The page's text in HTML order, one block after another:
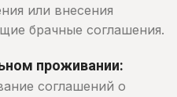
или внесения
брачные соглашения.
проживании:
соглашений о